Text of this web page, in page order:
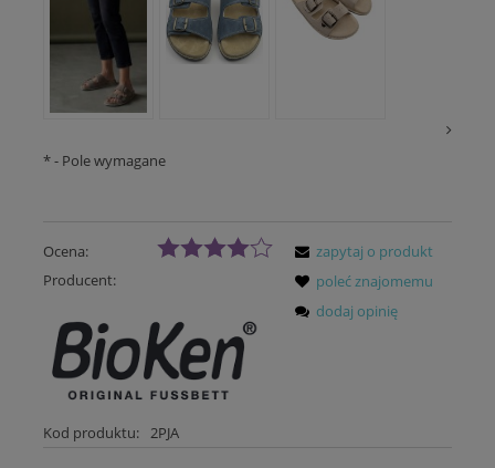
*- Pole wymagane
Ocena:
Producent:
Kod produktu: 2PJA
zapytaj o produkt
poleć znajomemu
dodaj opinię